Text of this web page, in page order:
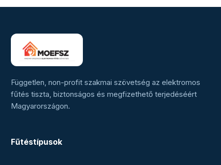
Független, non-profit szakmai szövetség az elektromos
fűtés tiszta, biztonságos és megfizethető terjedéséért
Magyarországon.
Fűtéstípusok